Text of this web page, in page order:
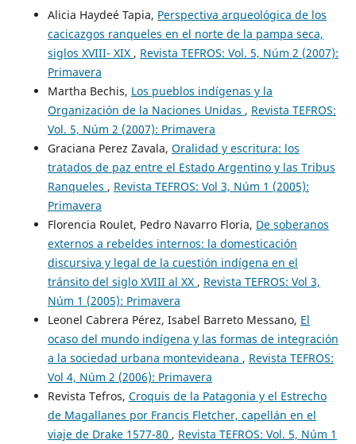
Alicia Haydeé Tapia, Perspectiva arqueológica de los
cacicazgos ranqueles en el norte de la pampa seca,
siglos XVIII- XIX , Revista TEFROS: Vol. 5, Núm 2 (2007):
Primavera
Martha Bechis, Los pueblos indígenas y la
Organización de la Naciones Unidas , Revista TEFROS:
Vol. 5, Núm 2 (2007): Primavera
Graciana Perez Zavala, Oralidad y escritura: los
tratados de paz entre el Estado Argentino y las Tribus
Ranqueles , Revista TEFROS: Vol 3, Núm 1 (2005):
Primavera
Florencia Roulet, Pedro Navarro Floria, De soberanos
externos a rebeldes internos: la domesticación
discursiva y legal de la cuestión indígena en el
tránsito del siglo XVIII al XX , Revista TEFROS: Vol 3,
Núm 1 (2005): Primavera
Leonel Cabrera Pérez, Isabel Barreto Messano, El
ocaso del mundo indígena y las formas de integración
a la sociedad urbana montevideana , Revista TEFROS:
Vol 4, Núm 2 (2006): Primavera
Revista Tefros, Croquis de la Patagonia y el Estrecho
de Magallanes por Francis Fletcher, capellán en el
viaje de Drake 1577-80 , Revista TEFROS: Vol. 5, Núm 1